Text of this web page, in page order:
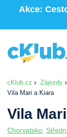
Akce:
cKlub.cz Zájezdy
Vila Mari a Kiara
Vila
Chorvatsko